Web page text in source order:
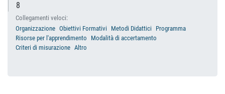
8
Collegamenti veloci:
Organizzazione Obiettivi Formativi Metodi Didattici
Programma
Risorse per l'apprendimento
Modalità di accertamento
Criteri di misurazione Altro